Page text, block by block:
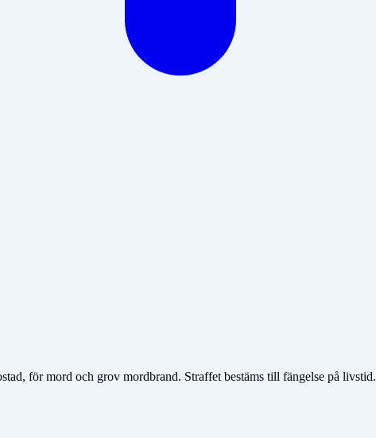
för mord och grov mordbrand. Straffet bestäms till fängelse på livstid.